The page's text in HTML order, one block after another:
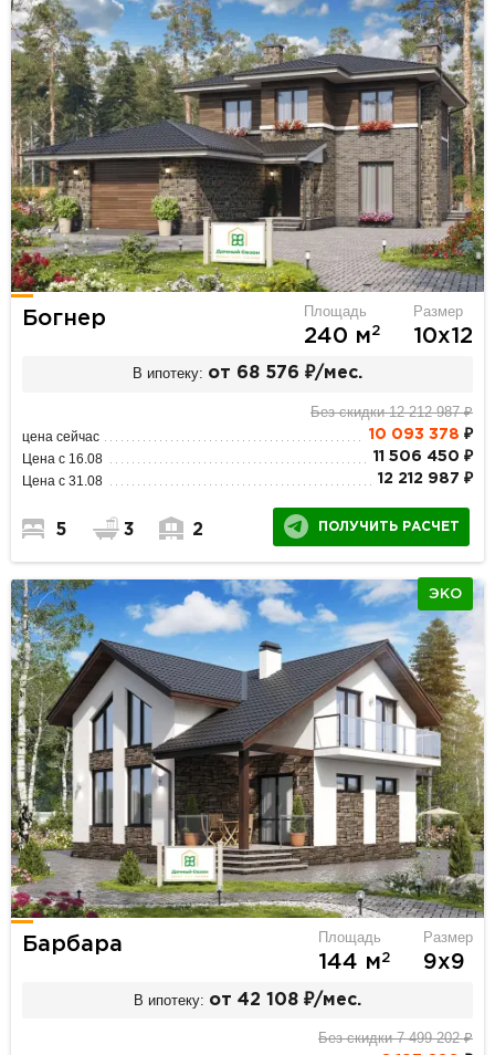
Богнер Площадь
240 м2
Размер
10х12
В ипотеку: от 68 576 ₽/мес.
Без скидки 12 212 987 ₽
цена сейчас 10 093 378 ₽
Цена с 16.08 11 506 450 ₽
Цена с 31.08 12 212 987 ₽
5 3 2 ПОЛУЧИТЬ РАСЧЕТ
ЭКО
Барбара Площадь
144 м2
Размер
9х9
В ипотеку: от 42 108 ₽/мес.
Без скидки 7 499 202 ₽